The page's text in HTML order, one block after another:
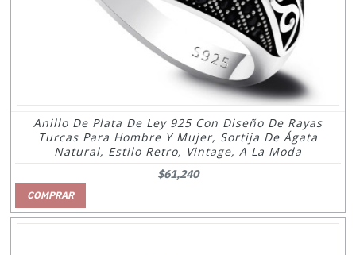
Anillo De Plata De Ley 925 Con Diseño De Rayas
Turcas Para Hombre Y Mujer, Sortija De Ágata
Natural, Estilo Retro, Vintage, A La Moda
$61,240
COMPRAR